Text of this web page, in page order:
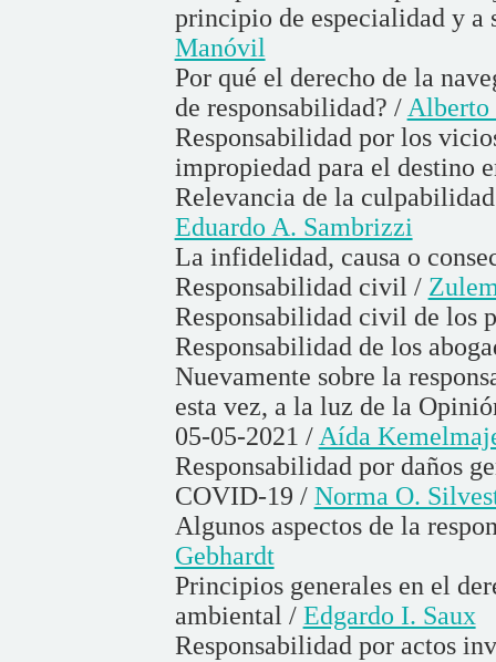
principio de especialidad y
Manóvil
Por qué el derecho de la
de responsabilidad? / Alberto
Responsabilidad por los
impropiedad para el destino
Relevancia de la
Eduardo A. Sambrizzi
La infidelidad, causa o
Responsabilidad civil /
Responsabilidad civil de los
Responsabilidad de los
Nuevamente sobre la
esta vez, a la luz de la
05-05-2021 / Aída
Responsabilidad por daños
COVID-19 / Norma O.
Algunos aspectos de la
Gebhardt
Principios generales en el
ambiental / Edgardo I. Saux
Responsabilidad por actos